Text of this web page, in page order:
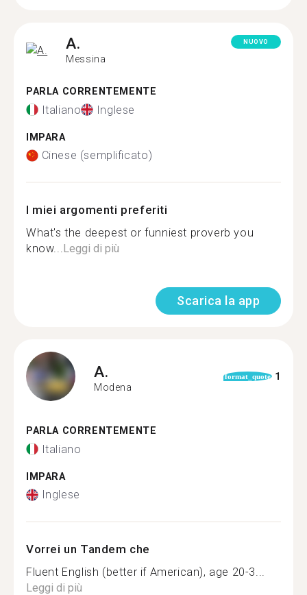
A.
Messina
NUOVO
PARLA CORRENTEMENTE
Italiano Inglese
IMPARA
Cinese (semplificato)
I miei argomenti preferiti
What's the deepest or funniest proverb you
know...Leggi di più
Scarica la app
A.
Modena
format_quote 1
PARLA CORRENTEMENTE
Italiano
IMPARA
Inglese
Vorrei un Tandem che
Fluent English (better if American), age 20-3...
Leggi di più